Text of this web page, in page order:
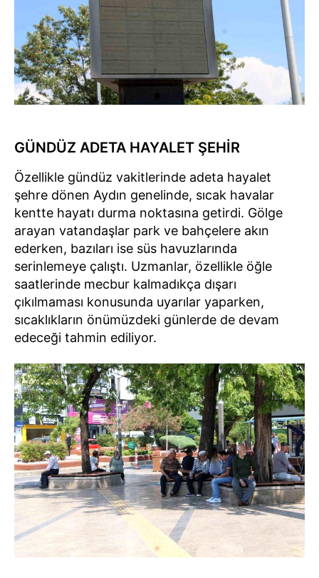
GÜNDÜZ ADETA HAYALET ŞEHİR
Özellikle gündüz vakitlerinde adeta hayalet
şehre dönen Aydın genelinde, sıcak havalar
kentte hayatı durma noktasına getirdi. Gölge
arayan vatandaşlar park ve bahçelere akın
ederken, bazıları ise süs havuzlarında
serinlemeye çalıştı. Uzmanlar, özellikle öğle
saatlerinde mecbur kalmadıkça dışarı
çıkılmaması konusunda uyarılar yaparken,
sıcaklıkların önümüzdeki günlerde de devam
edeceği tahmin ediliyor.